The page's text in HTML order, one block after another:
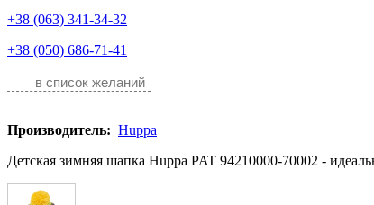
+38 (063) 341-34-32
+38 (050) 686-71-41
в список желаний
Производитель: Huppa
Детская зимняя шапка Huppa PAT 94210000-70002 -